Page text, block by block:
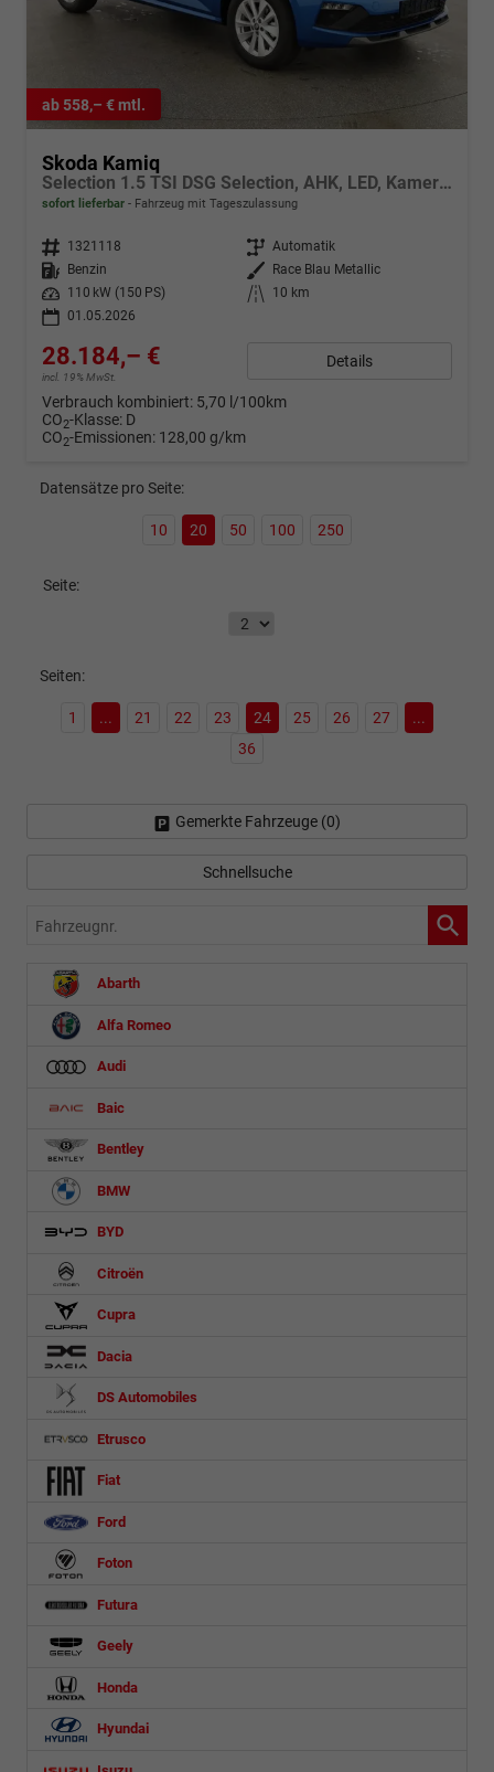
ab 558,– € mtl.
Skoda Kamiq
Selection 1.5 TSI DSG Selection, AHK, LED, Kamera, Ladeboden, Winter, 16-Zoll
sofort lieferbar Fahrzeug mit Tageszulassung
Fahrzeugnr. 1321118 Getriebe Automatik
Kraftstoff
Benzin Außenfarbe
Race Blau Metallic
Leistung
110 kW (150 PS) Kilometerstand
10 km
01.05.2026
28.184,– €
incl. 19% MwSt.
Details
Verbrauch kombiniert: 5,70 l/100km
CO2-Klasse: D
CO2-Emissionen: 128,00 g/km
Datensätze pro Seite:
10 20 50 100 250
Seite:
Seiten:
1 ... 21 22 23 24 25 26 27
...
36
Gemerkte Fahrzeuge (0)
Schnellsuche
Fahrzeugnr.
Abarth
Alfa Romeo
Audi
Baic
Bentley
BMW
BYD
Citroën
Cupra
Dacia
DS Automobiles
Etrusco
Fiat
Ford
Foton
Futura
Geely
Honda
Hyundai